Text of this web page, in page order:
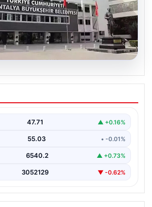
yolsuzluk soruşturmasında
47.71 ▲ +0.16%
55.03 • -0.01%
6540.2 ▲ +0.73%
3052129 ▼ -0.62%